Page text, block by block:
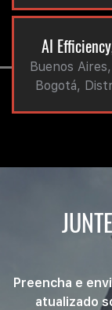
AI
Buenos
Bogotá,
Preencha e
atualizado